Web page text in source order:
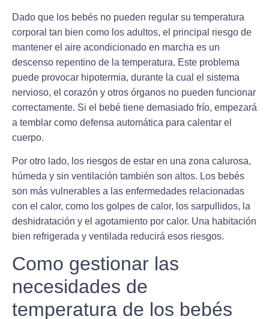
Dado que los bebés no pueden regular su temperatura
corporal tan bien como los adultos, el principal riesgo de
mantener el aire acondicionado en marcha es un
descenso repentino de la temperatura. Este problema
puede provocar hipotermia, durante la cual el sistema
nervioso, el corazón y otros órganos no pueden funcionar
correctamente. Si el bebé tiene demasiado frío, empezará
a temblar como defensa automática para calentar el
cuerpo.
Por otro lado, los riesgos de estar en una zona calurosa,
húmeda y sin ventilación también son altos. Los bebés
son más vulnerables a las enfermedades relacionadas
con el calor, como los golpes de calor, los sarpullidos, la
deshidratación y el agotamiento por calor. Una habitación
bien refrigerada y ventilada reducirá esos riesgos.
Como gestionar las
necesidades de
temperatura de los bebés